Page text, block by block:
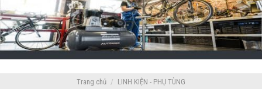
Trang chủ / LINH KIỆN - PHỤ TÙNG